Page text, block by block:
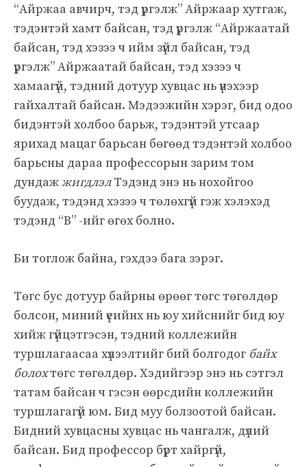
“Айржаа авчирч, тэд үргэлж” Айржаар хутгаж,
тэдэнтэй хамт байсан, тэд үргэлж “Айржаатай
байсан, тэд хэзээ ч ийм зүйл байсан, тэд
үргэлж” Айржаатай байсан, тэд хэзээ ч
хамаагүй, тэдний дотуур хувцас нь үнэхээр
гайхалтай байсан. Мэдээжийн хэрэг, бид одоо
бидэнтэй холбоо барьж, тэдэнтэй утсаар
ярихад мацаг барьсан бөгөөд тэдэнтэй холбоо
барьсны дараа профессорын зарим том
дундажжигдлэлТэдэнд энэ нь нохойгоо
буудаж, тэдэнд хэзээ ч төлөхгүй гэж хэлэхэд
тэдэнд “B” -ийг өгөх болно.
Би тоглож байна, гэхдээ бага зэрэг.
Төгс бус дотуур байрны өрөөг төгс төгөлдөр
болсон, миний үеийнх нь юу хийснийг бид юу
хийж гүйцэтгэсэн, тэдний коллежийн
туршлагаасаа хүлээлтийг бий болгодог байх
болохтөгс төгөлдөр. Хэдийгээр энэ нь сэтгэл
татам байсан ч гэсэн өөрсдийн коллежийн
туршлагагүй юм. Бид муу болзоотой байсан.
Бидний хувцасны хувцас нь чангалж, дүлий
байсан. Бид профессор бүрт хайргүй,